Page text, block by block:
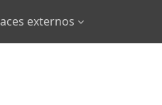
externos